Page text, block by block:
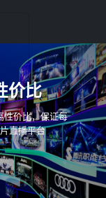
价比
性价比，保证每
直播平台